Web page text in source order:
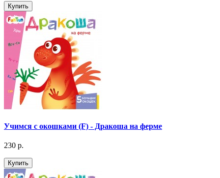
Купить
Учимся с окошками (F) - Дракоша на ферме
230 р.
Купить